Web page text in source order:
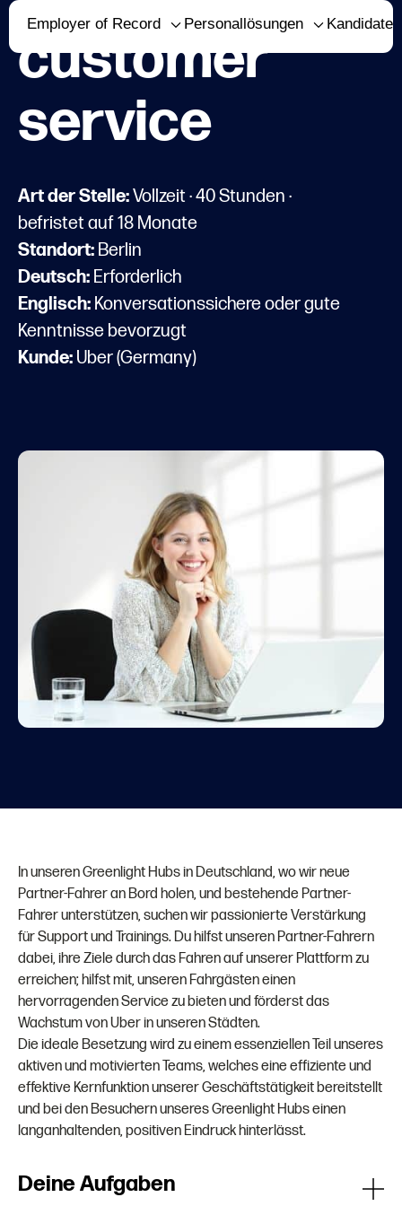
Employer of Record Personallösungen Kandidaten
customer
service
Art der Stelle:Vollzeit · 40 Stunden ·
befristet auf 18 Monate
Standort: Berlin
Deutsch: Erforderlich
Englisch: Konversationssichere oder gute
Kenntnisse bevorzugt
Kunde: Uber (Germany)
In unseren Greenlight Hubs in Deutschland, wo wir neue
Partner-Fahrer an Bord holen, und bestehende Partner-
Fahrer unterstützen, suchen wir passionierte Verstärkung
für Support und Trainings. Du hilfst unseren Partner-Fahrern
dabei, ihre Ziele durch das Fahren auf unserer Plattform zu
erreichen; hilfst mit, unseren Fahrgästen einen
hervorragenden Service zu bieten und förderst das
Wachstum von Uber in unseren Städten.
Die ideale Besetzung wird zu einem essenziellen Teil unseres
aktiven und motivierten Teams, welches eine effiziente und
effektive Kernfunktion unserer Geschäftstätigkeit bereitstellt
und bei den Besuchern unseres Greenlight Hubs einen
langanhaltenden, positiven Eindruck hinterlässt.
Deine Aufgaben